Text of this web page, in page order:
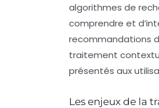
algorithmes de
comprendre et
recommandations
traitement
présentés aux
Les enjeux de la